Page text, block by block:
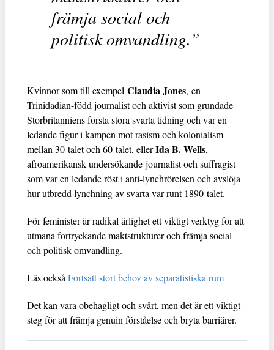
främja social och
politisk omvandling.”
Kvinnor som till exempel Claudia Jones, en
Trinidadian-född journalist och aktivist som grundade
Storbritanniens första stora svarta tidning och var en
ledande figur i kampen mot rasism och kolonialism
mellan 30-talet och 60-talet, ellerIda B. Wells,
afroamerikansk undersökande journalist och suffragist
som var en ledande röst i anti-lynchrörelsen och avslöja
hur utbredd lynchning av svarta var runt 1890-talet.
För feminister är radikal ärlighet ett viktigt verktyg för att
utmana förtryckande maktstrukturer och främja social
och politisk omvandling.
Läs ocksåFortsatt stort behov av separatistiska rum
Det kan vara obehagligt och svårt, men det är ett viktigt
steg för att främja genuin förståelse och bryta barriärer.